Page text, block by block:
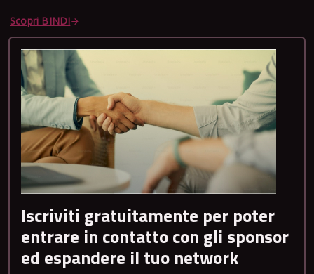
Scopri BINDI
Iscriviti gratuitamente per poter
entrare in contatto con gli sponsor
ed espandere il tuo network